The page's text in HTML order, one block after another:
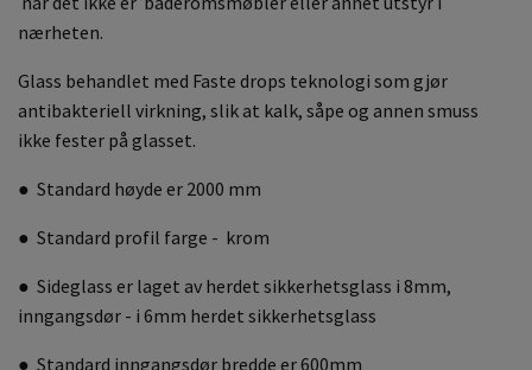
nærheten.
Glass behandlet med Faste drops teknologi som gjør
antibakteriell virkning, slik at kalk, såpe og annen smuss
ikke fester på glasset.
● Standard høyde er 2000 mm
● Standard profil farge - krom
● Sideglass er laget av herdet sikkerhetsglass i 8mm,
inngangsdør - i 6mm herdet sikkerhetsglass
● Standard inngangsdør bredde er 600mm